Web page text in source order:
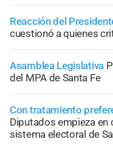
Reacción del
cuestionó a quienes
Asamblea Legislativa
del MPA de Santa Fe
Con tratamiento
Diputados empieza
sistema electoral de